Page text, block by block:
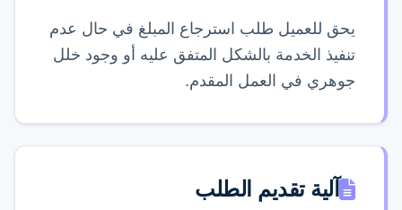
يحق للعميل طلب استرجاع المبلغ في حال عدم
تنفيذ الخدمة بالشكل المتفق عليه أو وجود خلل
جوهري في العمل المقدم.
آلية تقديم الطلب